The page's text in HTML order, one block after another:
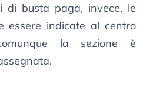
di busta paga, invece, le
essere indicate al centro
la sezione è